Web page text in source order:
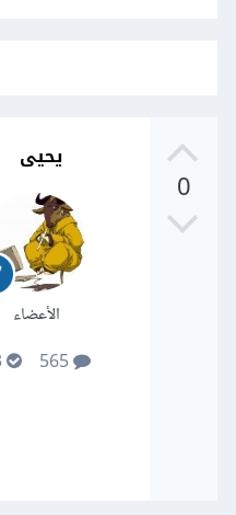
0
يحيى
الأعضاء
565
13